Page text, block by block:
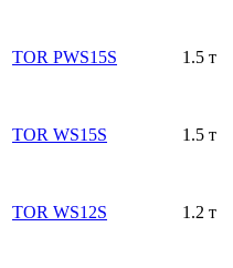
TOR PWS15S 1.5 т
TOR WS15S 1.5 т
TOR WS12S 1.2 т